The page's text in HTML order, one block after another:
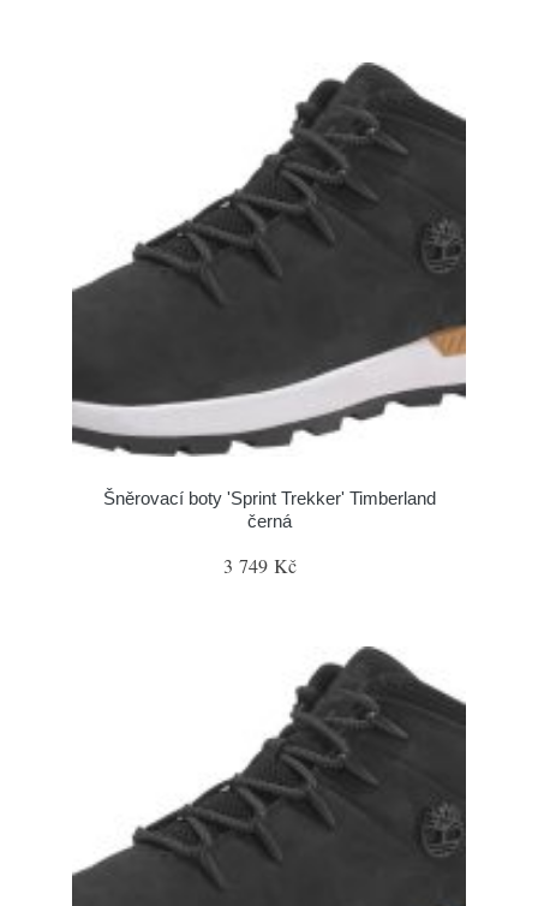
Šněrovací boty 'Sprint Trekker' Timberland
černá
3 749 Kč